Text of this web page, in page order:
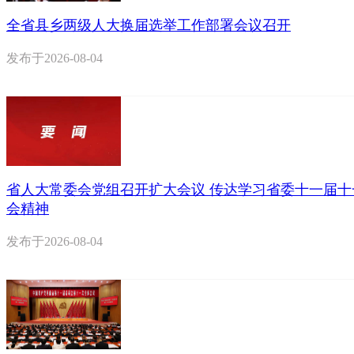
全省县乡两级人大换届选举工作部署会议召开
发布于2026-08-04
省人大常委会党组召开扩大会议 传达学习省委十一届
会精神
发布于2026-08-04